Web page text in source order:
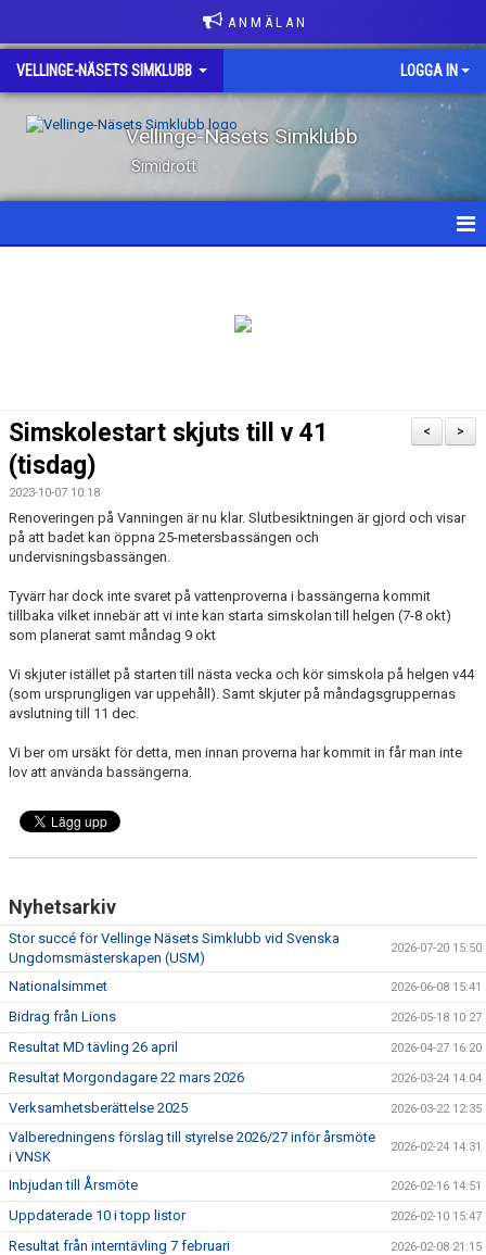
A N M Ä L A N
VELLINGE-NÄSETS SIMKLUBB LOGGA IN
Vellinge-Näsets Simklubb
Simidrott
KLUBBKLÄDER
>
<
Simskolestart skjuts till v 41
(tisdag)
2023-10-07 10:18
Renoveringen på Vanningen är nu klar. Slutbesiktningen är gjord och visar
på att badet kan öppna 25-metersbassängen och
undervisningsbassängen.
Tyvärr har dock inte svaret på vattenproverna i bassängerna kommit
tillbaka vilket innebär att vi inte kan starta simskolan till helgen (7-8 okt)
som planerat samt måndag 9 okt
Vi skjuter istället på starten till nästa vecka och kör simskola på helgen v44
(som ursprungligen var uppehåll). Samt skjuter på måndagsgruppernas
avslutning till 11 dec.
Vi ber om ursäkt för detta, men innan proverna har kommit in får man inte
lov att använda bassängerna.
Nyhetsarkiv
Stor succé för Vellinge Näsets Simklubb vid Svenska
Ungdomsmästerskapen (USM)
2026-07-20 15:50
Nationalsimmet 2026-06-08 15:41
Bidrag från Lions 2026-05-18 10:27
Resultat MD tävling 26 april 2026-04-27 16:20
Resultat Morgondagare 22 mars 2026 2026-03-24 14:04
Verksamhetsberättelse 2025 2026-03-22 12:35
Valberedningens förslag till styrelse 2026/27 inför årsmöte
i VNSK
2026-02-24 14:31
Inbjudan till Årsmöte 2026-02-16 14:51
Uppdaterade 10 i topp listor 2026-02-10 15:47
Resultat från interntävling 7 februari 2026-02-08 21:15